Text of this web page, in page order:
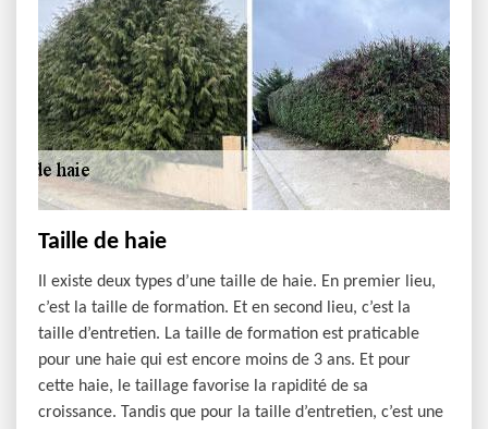
Taille de haie
Il existe deux types d’une taille de haie. En premier lieu,
c’est la taille de formation. Et en second lieu, c’est la
taille d’entretien. La taille de formation est praticable
pour une haie qui est encore moins de 3 ans. Et pour
cette haie, le taillage favorise la rapidité de sa
croissance. Tandis que pour la taille d’entretien, c’est une